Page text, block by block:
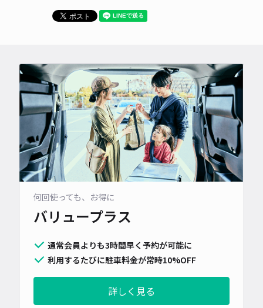
何回使っても、お得に
バリュープラス
通常会員よりも3時間早く予約が可能に
利用するたびに駐車料金が常時10%OFF
詳しく見る